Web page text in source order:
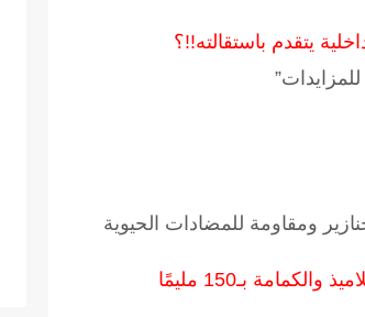
يتقدم باستقالته!!؟
ومقاومة للمضادات الحيوية